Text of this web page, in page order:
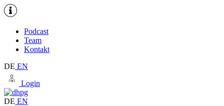
Podcast
Team
Kontakt
DE EN
Login
DE EN